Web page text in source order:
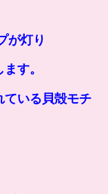
が灯り
す。
ている貝殻モチ